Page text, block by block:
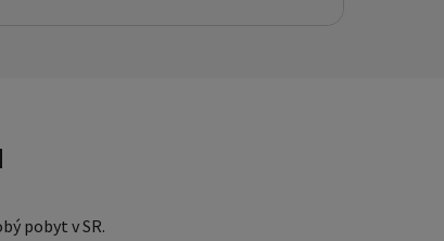
pobyt v SR.